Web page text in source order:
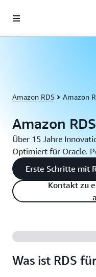
Überspringen zum
Amazon RDS Amazon
Amazon
Über 15 Jahre
Optimiert für Oracle.
Erste Schritte mit
Kontakt zu
Was ist RDS